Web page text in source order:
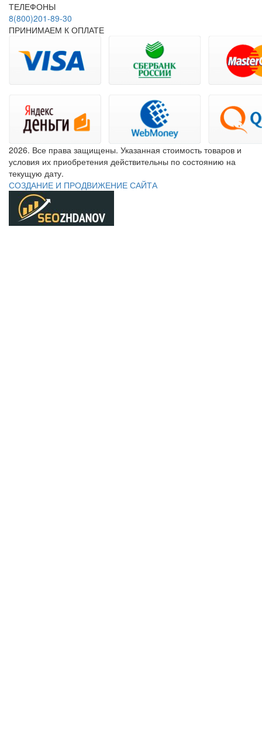
ТЕЛЕФОНЫ
8(800)201-89-30
ПРИНИМАЕМ К ОПЛАТЕ
2026. Все права защищены. Указанная стоимость товаров и
условия их приобретения действительны по состоянию на
текущую дату.
СОЗДАНИЕ И ПРОДВИЖЕНИЕ САЙТА